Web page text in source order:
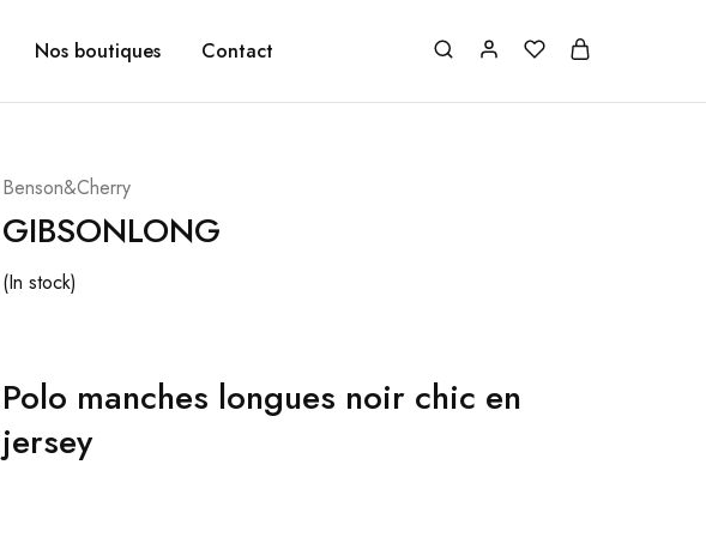
Nos boutiques Contact
Benson&Cherry
GIBSONLONG
(In stock)
Polo manches longues noir chic en
jersey